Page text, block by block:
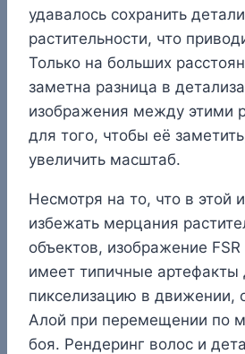
удавалось сохранить
растительности, что
Только на больших
заметна разница в
изображения между этими
для того, чтобы её
увеличить масштаб.
Несмотря на то, что в этой
избежать мерцания
объектов, изображение
имеет типичные артефакты
пикселизацию в движении,
Алой при перемещении по
боя. Рендеринг волос и